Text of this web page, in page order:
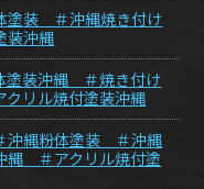
＃沖縄焼き付け
沖縄
装沖縄 ＃焼き付け
リル焼付塗装沖縄
縄粉体塗装 ＃沖縄
縄 ＃アクリル焼付塗